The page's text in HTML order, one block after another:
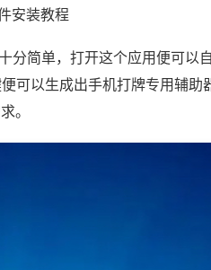
安装教程
分简单，打开这个应用便可以
可以生成出手机打牌专用辅助
。